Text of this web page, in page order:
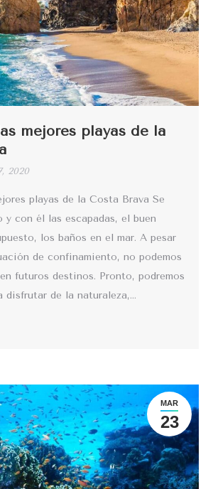
mejores playas de la
2020
playas de la Costa Brava Se
y con él las escapadas, el buen
los baños en el mar. A pesar
de confinamiento, no podemos
futuros destinos. Pronto, podremos
disfrutar de la naturaleza,…
MAR
23